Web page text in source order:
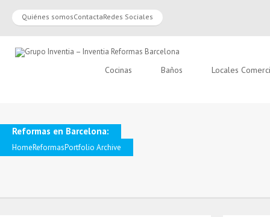
Quiénes somosContactaRedes Sociales
Cocinas Baños Locales
Reformas en Barcelona:
HomeReformasPortfolio Archive